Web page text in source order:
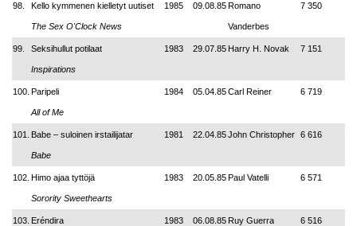
98. Kello kymmenen kielletyt uutiset
The Sex O'Clock News
1985 09.08.85Romano
Vanderbes
7 350
99. Seksihullut potilaat
Inspirations
1983 29.07.85 Harry H. Novak 7 151
100. Paripeli
All of Me
1984 05.04.85Carl Reiner 6 719
101. Babe – suloinen irstailijatar
Babe
1981 22.04.85John Christopher 6 616
102. Himo ajaa tyttöjä
Sorority Sweethearts
1983 20.05.85Paul Vatelli 6 571
103. Eréndira 1983 06.08.85 Ruy Guerra 6 516